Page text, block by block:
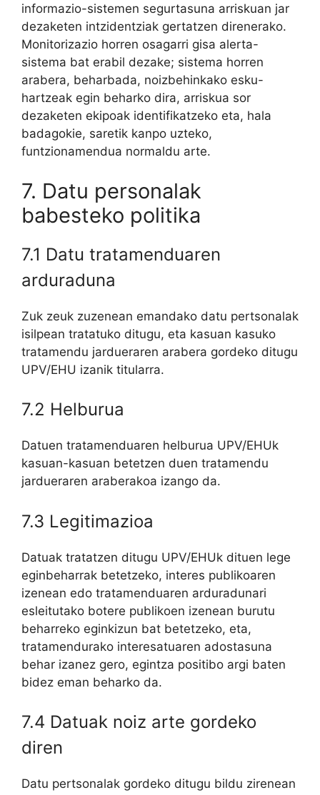
informazio-sistemen segurtasuna arriskuan jar
dezaketen intzidentziak gertatzen direnerako.
Monitorizazio horren osagarri gisa alerta-
sistema bat erabil dezake; sistema horren
arabera, beharbada, noizbehinkako esku-
hartzeak egin beharko dira, arriskua sor
dezaketen ekipoak identifikatzeko eta, hala
badagokie, saretik kanpo uzteko,
funtzionamendua normaldu arte.
7. Datu personalak
babesteko politika
7.1 Datu tratamenduaren
arduraduna
Zuk zeuk zuzenean emandako datu pertsonalak
isilpean tratatuko ditugu, eta kasuan kasuko
tratamendu jardueraren arabera gordeko ditugu
UPV/EHU izanik titularra.
7.2 Helburua
Datuen tratamenduaren helburua UPV/EHUk
kasuan-kasuan betetzen duen tratamendu
jardueraren araberakoa izango da.
7.3 Legitimazioa
Datuak tratatzen ditugu UPV/EHUk dituen lege
eginbeharrak betetzeko, interes publikoaren
izenean edo tratamenduaren arduradunari
esleitutako botere publikoen izenean burutu
beharreko eginkizun bat betetzeko, eta,
tratamendurako interesatuaren adostasuna
behar izanez gero, egintza positibo argi baten
bidez eman beharko da.
7.4 Datuak noiz arte gordeko
diren
Datu pertsonalak gordeko ditugu bildu zirenean